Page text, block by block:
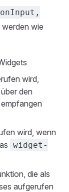
werden wie
wird,
den
wird, wenn
widget-
die als
aufgerufen